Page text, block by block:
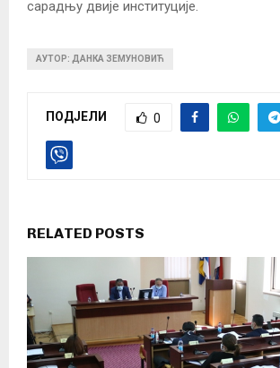
сарадњу двије институције.
АУТОР: ДАНКА ЗЕМУНОВИЋ
ПОДЈЕЛИ 0
RELATED POSTS